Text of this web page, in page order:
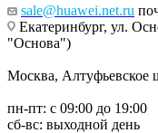
sale@huawei.net.ru
Екатеринбург, ул.
"Основа")
Москва,
пн-пт: с 09:00 до 19:00
сб-вс: выходной день